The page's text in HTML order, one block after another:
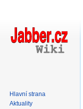
Hlavní strana
Aktuality